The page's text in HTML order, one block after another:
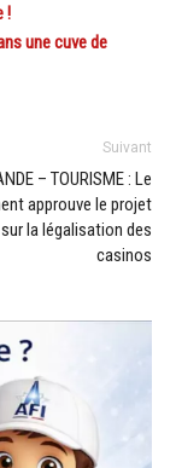
!
une cuve de
Suivant
– TOURISME : Le
approuve le projet
la légalisation des
casinos